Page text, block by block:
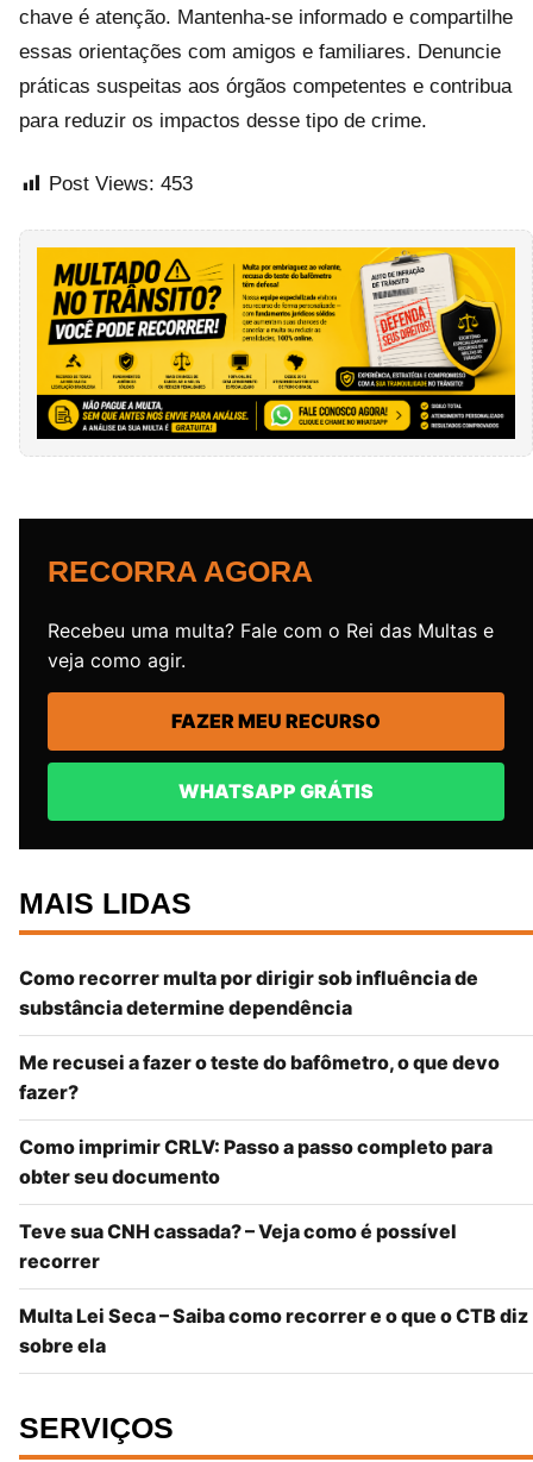
chave é atenção. Mantenha-se informado e compartilhe
essas orientações com amigos e familiares. Denuncie
práticas suspeitas aos órgãos competentes e contribua
para reduzir os impactos desse tipo de crime.
Post Views: 453
RECORRA AGORA
Recebeu uma multa? Fale com o Rei das Multas e
veja como agir.
FAZER MEU RECURSO
WHATSAPP GRÁTIS
MAIS LIDAS
Como recorrer multa por dirigir sob influência de
substância determine dependência
Me recusei a fazer o teste do bafômetro, o que devo
fazer?
Como imprimir CRLV: Passo a passo completo para
obter seu documento
Teve sua CNH cassada? – Veja como é possível
recorrer
Multa Lei Seca – Saiba como recorrer e o que o CTB diz
sobre ela
SERVIÇOS